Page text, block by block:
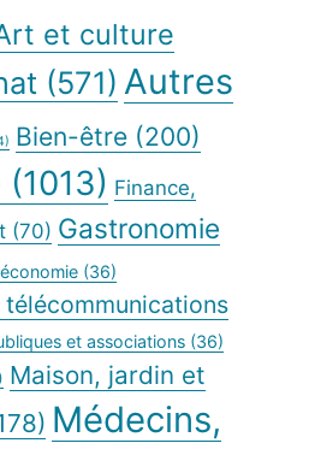
et culture
(571) Autres
Bien-être (200)
(1013) Finance,
(70) Gastronomie
(36)
et associations (36)
Maison, jardin et
Médecins,